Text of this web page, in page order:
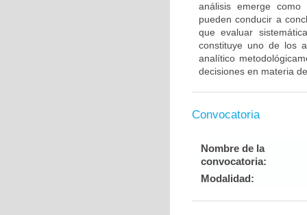
análisis emerge como
pueden conducir a
que evaluar
constituye uno de los
analítico
decisiones en materia
Convocatoria
Nombre de la
convocatoria:
Modalidad: